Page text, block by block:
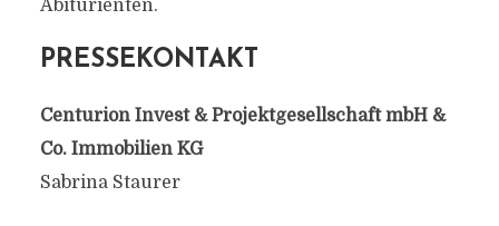
Abiturienten.
PRESSEKONTAKT
Centurion Invest & Projektgesellschaft mbH &
Co. Immobilien KG
Sabrina Staurer